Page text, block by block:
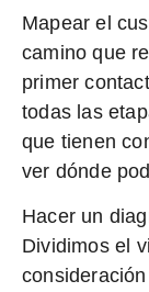
Mapear el
camino que
primer
todas las
que tienen
ver dónde
Hacer un
Dividimos el